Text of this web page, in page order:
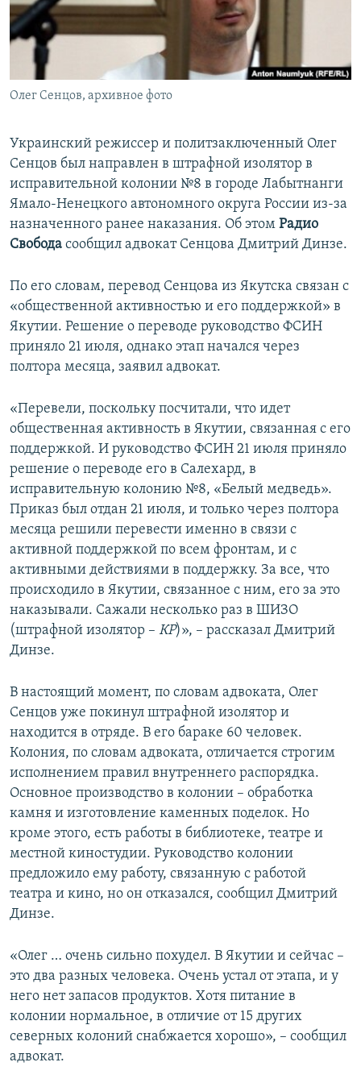
ПОБЕДИТЕЛЕЙ НЕ СУДЯТ?
КРЫМ.НЕПОКОРЕННЫЙ
ELIFBE
УКРАИНСКАЯ ПРОБЛЕМА КРЫМА
ПРИСОЕДИНЯЙТЕСЬ!
Олег Сенцов, архивное фото
Украинский режиссер и политзаключенный Олег
Сенцов был направлен в штрафной изолятор в
исправительной колонии №8 в городе Лабытнанги
Ямало-Ненецкого автономного округа России из-за
назначенного ранее наказания. Об этом Радио
Свобода сообщил адвокат Сенцова Дмитрий Динзе.
По его словам, перевод Сенцова из Якутска связан с
«общественной активностью и его поддержкой» в
Якутии. Решение о переводе руководство ФСИН
приняло 21 июля, однако этап начался через
полтора месяца, заявил адвокат.
«Перевели, поскольку посчитали, что идет
общественная активность в Якутии, связанная с его
поддержкой. И руководство ФСИН 21 июля приняло
решение о переводе его в Салехард, в
исправительную колонию №8, «Белый медведь».
Приказ был отдан 21 июля, и только через полтора
месяца решили перевести именно в связи с
активной поддержкой по всем фронтам, и с
активными действиями в поддержку. За все, что
происходило в Якутии, связанное с ним, его за это
наказывали. Сажали несколько раз в ШИЗО
(штрафной изолятор – КР)», – рассказал Дмитрий
Динзе.
В настоящий момент, по словам адвоката, Олег
Сенцов уже покинул штрафной изолятор и
находится в отряде. В его бараке 60 человек.
Колония, по словам адвоката, отличается строгим
исполнением правил внутреннего распорядка.
Основное производство в колонии – обработка
камня и изготовление каменных поделок. Но
кроме этого, есть работы в библиотеке, театре и
местной киностудии. Руководство колонии
предложило ему работу, связанную с работой
театра и кино, но он отказался, сообщил Дмитрий
Динзе.
«Олег … очень сильно похудел. В Якутии и сейчас –
это два разных человека. Очень устал от этапа, и у
него нет запасов продуктов. Хотя питание в
колонии нормальное, в отличие от 15 других
северных колоний снабжается хорошо», – сообщил
адвокат.